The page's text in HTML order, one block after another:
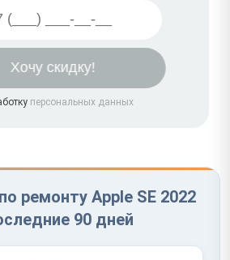
персональных данных
ремонту Apple SE 2022
90 дней